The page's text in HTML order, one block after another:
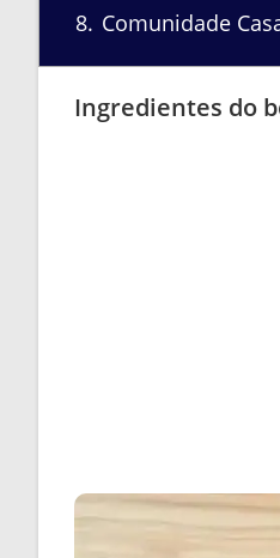
8 Comunidade
Ingredientes do